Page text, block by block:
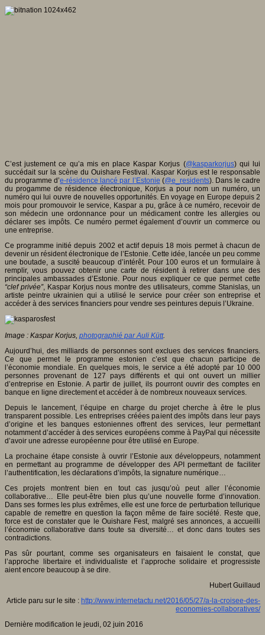
C’est justement ce qu’a mis en place Kaspar Korjus (@kasparkorjus) qui lui
succédait sur la scène du Ouishare Festival. Kaspar Korjus est le responsable
du programme d’e-résidence lancé par l’Estonie (@e_residents). Dans le cadre
du progamme de résidence électronique, Korjus a pour nom un numéro, un
numéro qui lui ouvre de nouvelles opportunités. En voyage en Europe depuis 2
mois pour promouvoir le service, Kaspar a pu, grâce à ce numéro, recevoir de
son médecin une ordonnance pour un médicament contre les allergies ou
déclarer ses impôts. Ce numéro permet également d’ouvrir un commerce ou
une entreprise.
Ce programme initié depuis 2002 et actif depuis 18 mois permet à chacun de
devenir un résident électronique de l’Estonie. Cette idée, lancée un peu comme
une boutade, a suscité beaucoup d’intérêt. Pour 100 euros et un formulaire à
remplir, vous pouvez obtenir une carte de résident à retirer dans une des
principales ambassades d’Estonie. Pour nous expliquer ce que permet cette
“clef privée”, Kaspar Korjus nous montre des utilisateurs, comme Stanislas, un
artiste peintre ukrainien qui a utilisé le service pour créer son entreprise et
accéder à des services financiers pour vendre ses peintures depuis l’Ukraine.
Image : Kaspar Korjus, photographié par Auli Kütt.
Aujourd’hui, des milliards de personnes sont exclues des services financiers.
Ce que permet le programme estonien c’est que chacun participe de
l’économie mondiale. En quelques mois, le service a été adopté par 10 000
personnes provenant de 127 pays différents et qui ont ouvert un millier
d’entreprise en Estonie. A partir de juillet, ils pourront ouvrir des comptes en
banque en ligne directement et accéder à de nombreux nouveaux services.
Depuis le lancement, l’équipe en charge du projet cherche à être le plus
transparent possible. Les entreprises créées paient des impôts dans leur pays
d’origine et les banques estoniennes offrent des services, leur permettant
notamment d’accéder à des services européens comme à PayPal qui nécessite
d’avoir une adresse européenne pour être utilisé en Europe.
La prochaine étape consiste à ouvrir l’Estonie aux développeurs, notamment
en permettant au programme de développer des API permettant de faciliter
l’authentification, les déclarations d’impôts, la signature numérique…
Ces projets montrent bien en tout cas jusqu’où peut aller l’économie
collaborative… Elle peut-être bien plus qu’une nouvelle forme d’innovation.
Dans ses formes les plus extrêmes, elle est une force de perturbation tellurique
capable de remettre en question la façon même de faire société. Reste que,
force est de constater que le Ouishare Fest, malgré ses annonces, a accueilli
l’économie collaborative dans toute sa diversité… et donc dans toutes ses
contradictions.
Pas sûr pourtant, comme ses organisateurs en faisaient le constat, que
l’approche libertaire et individualiste et l’approche solidaire et progressiste
aient encore beaucoup à se dire.
Hubert Guillaud
Article paru sur le site : http://www.internetactu.net/2016/05/27/a-la-croisee-des-
economies-collaboratives/
Dernière modification le jeudi, 02 juin 2016